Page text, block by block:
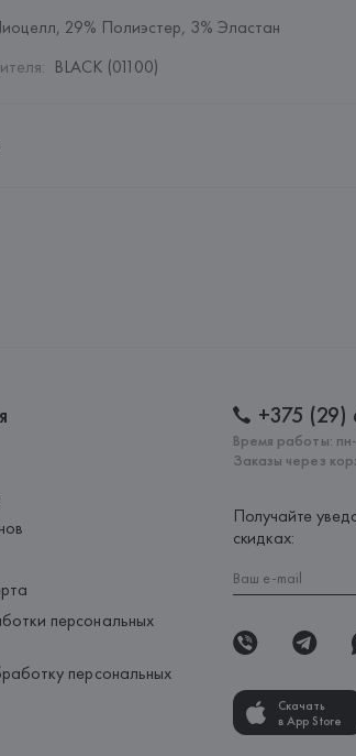
29% Полиэстер, 3% Эластан
: BLACK (01100)
персональных
персональных
+375
Время работы:
Заказы через
Получайте
скидках:
Скачать
в App Store